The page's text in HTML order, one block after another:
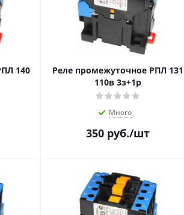
140
Реле промежуточное РПЛ 131
110в 3з+1р
Много
350 руб./шт